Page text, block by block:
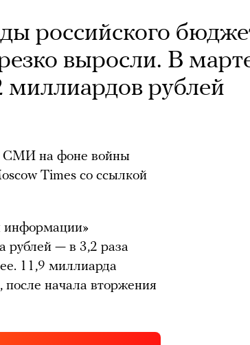
российского
выросли. В
миллиардов рублей
СМИ на фоне войны
Times со ссылкой
информации»
— в 3,2 раза
11,9 миллиарда
начала вторжения